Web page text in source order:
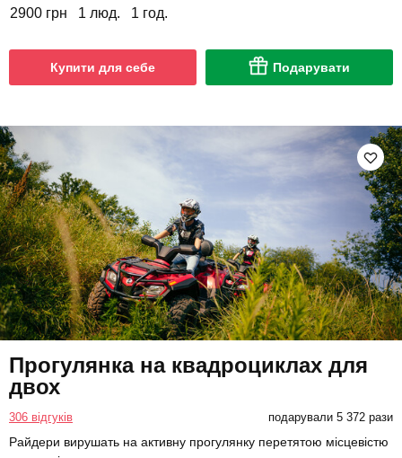
2900 грн 1 люд. 1 год.
Купити для себе Подарувати
Прогулянка на квадроциклах для
двох
306 відгуків подарували 5 372 рази
Райдери вирушать на активну прогулянку перетятою місцевістю